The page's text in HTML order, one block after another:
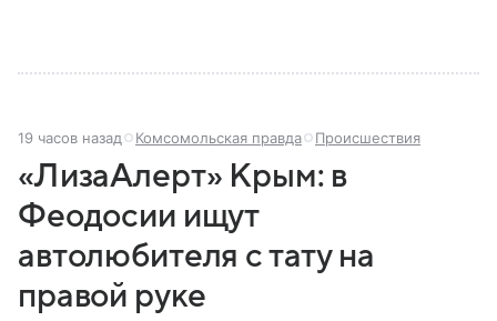
19 часов назад Комсомольская правда Происшествия
«ЛизаАлерт» Крым: в
Феодосии ищут
автолюбителя с тату на
правой руке